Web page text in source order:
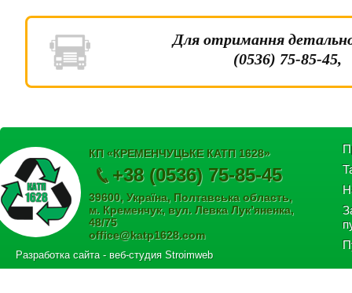
Для отримання
(0536) 75-85-45,
КП «КРЕМЕНЧУЦЬКЕ КАТП 1628»
+38 (0536) 75-85-45
39600, Україна, Полтавська область,
м. Кременчук, вул. Левка Лук’яненка,
48/75
office@katp1628.com
Разработка сайта- веб-студия Stroimweb